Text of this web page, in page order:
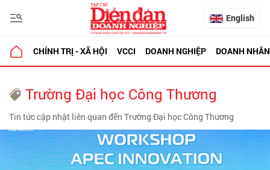
English
CHÍNH TRỊ - XÃ HỘI VCCI DOANH NGHIỆP DOANH NHÂN
Trường Đại học Công Thương
Tin tức cập nhật liên quan đến Trường Đại học Công Thương